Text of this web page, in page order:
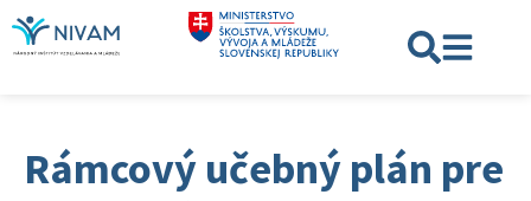
Rámcový učebný plán pre